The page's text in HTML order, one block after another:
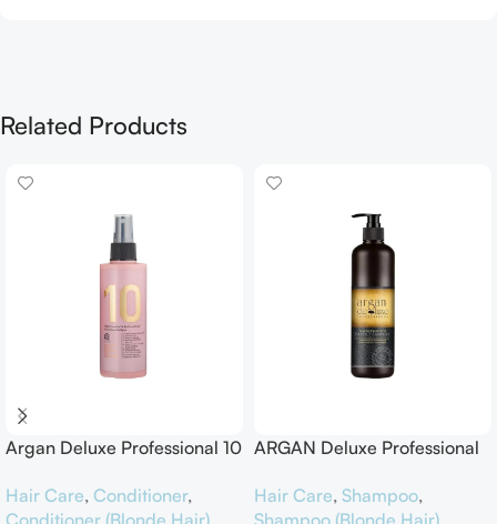
Related Products
Argan Deluxe Professional 10
Treatment
Hair Care, Conditioner,
Conditioner (Blonde Hair),
ARGAN Deluxe Professional
Shampoo
Hair Care, Shampoo,
Shampoo (Blonde Hair)